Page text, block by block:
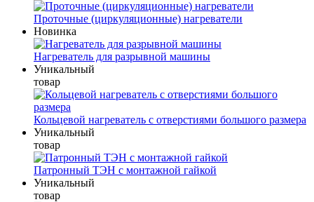
Проточные (циркуляционные) нагреватели
Новинка
Нагреватель для разрывной машины
Уникальный
товар
Кольцевой нагреватель с отверстиями большого размера
Уникальный
товар
Патронный ТЭН с монтажной гайкой
Уникальный
товар